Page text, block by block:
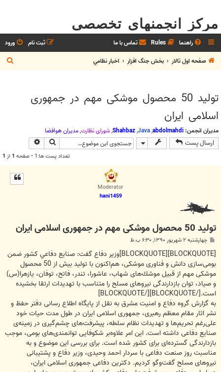
مرکز انجمنهای تخصصی
راهنما Rules تماس با ما ورود
ثبت نام
صفحه اول تالار
بخش جنگ افزار اخبار نظامي
س
تولید 50 محصول موشکی مهم در جمهوری
اسلامی ایران
مدیران انجمن: abdolmahdi
,
Java
,
Shahbaz
,شوراي نظارت,مديران هوافضا
ارسال پست جستجو
تعداد پست ها:1 • صفحه 1 از 1
Moderator
hani1459
تولید 50 محصول موشکی مهم در جمهوری اسلامی ایران
س
ت
چهارشنبه ۲ شهریور ۱۳۹۰, ۶:۳۰ ب.ظ
[BLOCKQUOTE][BLOCKQUOTE]وزير دفاع گفت: صنایع دفاعي كشور ضمن
بومی‌سازی دانش و فناوری موشكی، هم‌اكنون با تولید بیش از 50 محصول
موشكی مهم از قبیل موشك‌های شهاب، عاشورا، تندر، فاتح، توفان، یازهرا(س)
و صیاد، توان بازدارندگی نیروهای مسلح را متناسب با تهدیدات ارتقا بخشیده
است.[/BLOCKQUOTE][/BLOCKQUOTE]
به گزارش گروه دفاع و امنیت مشرق به نقل از پایگاه اطلاع رسانی دفتر حفظ و
نشر اثار مقام معظم رهبری، جمهوری اسلامی ایران در طول مدت حیات خود
علی‌رغم تحریم‌ها و تهدیدات نظام سلطه، پیشرفت‌های چشم‌گیری در زمینه‌ی
صنایع دفاعی داشته است. این امر علاوه‌بر شكوفایی توانمندی‌های بومی، موجب
بازدارندگی گسترده‌ای برای كشور شده است. برای بررسی این موضوع و به
مناسبت روز صنعت دفاعی با سردار احمد وحیدی، وزیر دفاع و پشتیبانی
نیروهای مسلح گفت‌وگو كردیم. دكترین دفاعی جمهوری اسلامی ایران،